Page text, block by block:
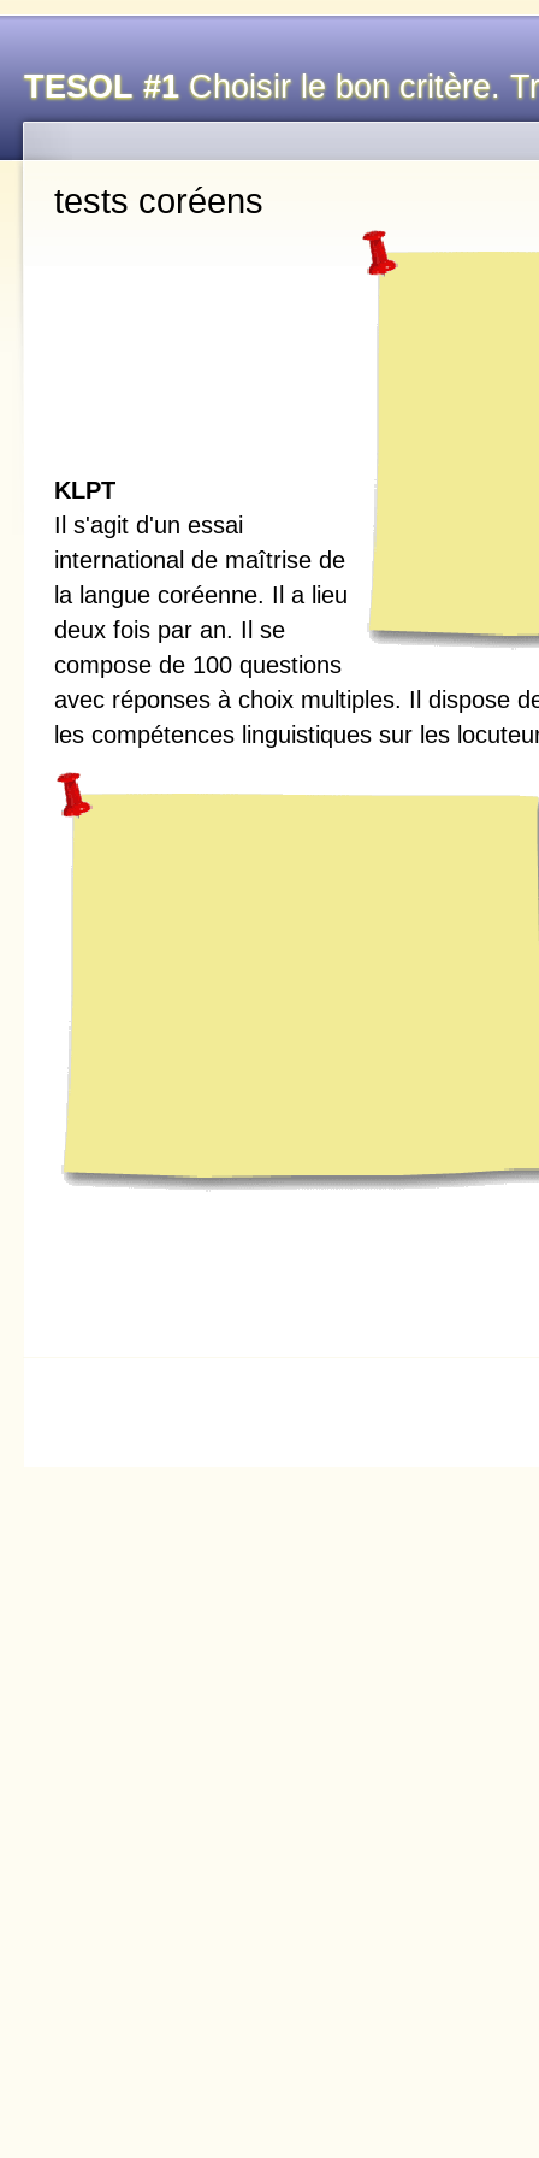
TESOL #1Choisir le bon critère.
tests coréens
KLPT
Il s'agit d'un essai
international de maîtrise de
la langue coréenne. Il a lieu
deux fois par an. Il se
compose de 100 questions
avec réponses à choix multiples. Il dispose
les compétences linguistiques sur les